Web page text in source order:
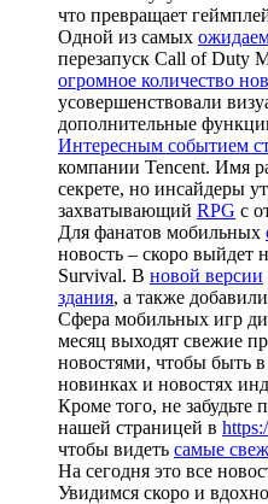
что превращает
Одной из самых
перезапуск Call of Duty
огромное количество
усовершенствовали
дополнительные
Интересным событием
компании Tencent. Имя
секрете, но инсайдеры
захватывающий RPG с
Для фанатов мобильных
новость – скоро выйдет
Survival. В новой версии
здания, а также
Сфера мобильных игр
месяц выходят свежие
новостями, чтобы быть
новинках и новостях
Кроме того, не забудьте
нашей страницей в
чтобы видеть самые
На сегодня это все
Увидимся скоро и